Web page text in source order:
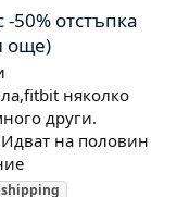
50% отстъпка
още)
няколко
други.
на половин